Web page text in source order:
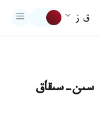
ق ز
سىن-سىقاق